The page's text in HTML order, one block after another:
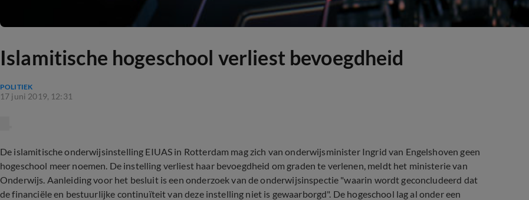
Islamitische hogeschool verliest bevoegdheid
POLITIEK
17 juni 2019, 12:31
De islamitische onderwijsinstelling EIUAS in Rotterdam mag zich van onderwijsminister Ingrid van Engelshoven geen
hogeschool meer noemen. De instelling verliest haar bevoegdheid om graden te verlenen, meldt het ministerie van
Onderwijs. Aanleiding voor het besluit is een onderzoek van de onderwijsinspectie "waarin wordt geconcludeerd dat
de financiële en bestuurlijke continuïteit van deze instelling niet is gewaarborgd". De hogeschool lag al onder een